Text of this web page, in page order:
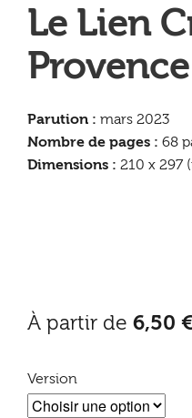
Le Lien
Provence
Parution : mars 2023
Nombre de pages : 68
Dimensions : 210 x 297
À partir de 6,50
Version